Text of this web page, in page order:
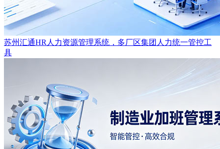
苏州汇通HR人力资源管理系统，多厂区集团人力统一管控工
具